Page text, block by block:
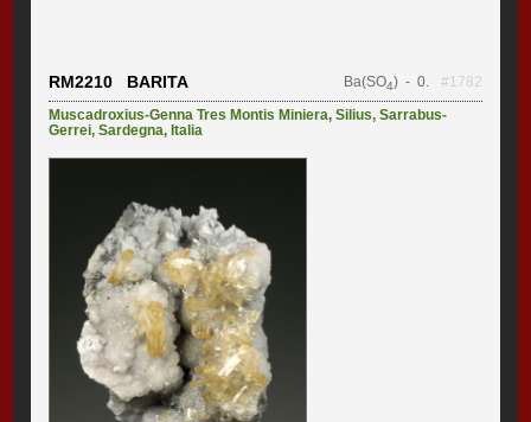
RM2210 BARITA Ba(SO4)- 0.
#1782
Muscadroxius-Genna Tres Montis Miniera,Silius,Sarrabus-
Gerrei,Sardegna,Italia